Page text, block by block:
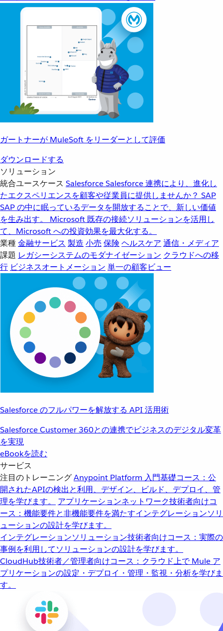
ガートナーが MuleSoft をリーダーとして評価
ダウンロードする
ソリューション
統合ユースケース SalesforceSalesforce 連携により、進化し
たエクスペリエンスを顧客や従業員に提供しませんか？ SAP
SAP の中に眠っているデータを開放することで、新しい価値
を生み出す。
Microsoft 既存の接続ソリューションを活用し
て、Microsoft への投資効果を最大化する。
業種金融サービス 製造 小売 保険 ヘルスケア 通信・メディア
課題 レガシーシステムのモダナイゼーション クラウドへの移
行 ビジネスオートメーション 単一の顧客ビュー
Salesforce のフルパワーを解放する API 活用術
Salesforce Customer 360との連携でビジネスのデジタル変革
を実現
eBookを読む
サービス
注目のトレーニングAnypoint Platform 入門基礎コース：公
開されたAPIの検出と利用、デザイン、ビルド、デプロイ、管
理を学びます。
アプリケーションネットワーク技術者向けコ
ース：機能要件と非機能要件を満たすインテグレーションソリ
ューションの設計を学びます。
インテグレーションソリューション技術者向けコース：実際の
事例を利用してソリューションの設計を学びます。
CloudHub技術者／管理者向けコース：クラウド上で Mule ア
プリケーションの設定・デプロイ・管理・監視・分析を学びま
す。